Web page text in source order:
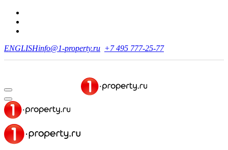
ENGLISHinfo@1-property.ru +7 495 777-25-77